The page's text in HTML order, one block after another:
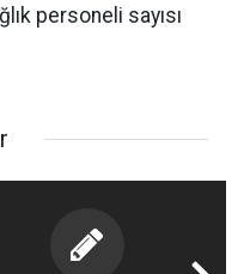
personeli sayısı